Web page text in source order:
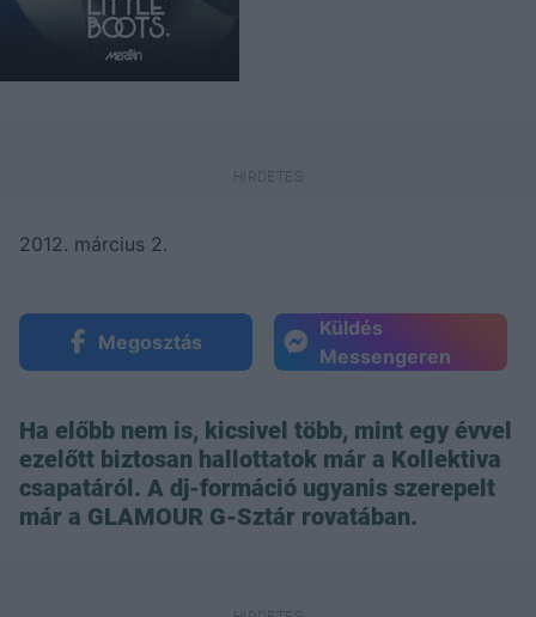
2012. március 2.
Megosztás
Küldés
Messengeren
Ha előbb nem is, kicsivel több, mint egy évvel
ezelőtt biztosan hallottatok már a Kollektiva
csapatáról. A dj-formáció ugyanis szerepelt
már a GLAMOUR G-Sztár rovatában.